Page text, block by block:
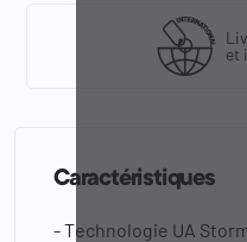
et
Caractéristiques
- Technologie UA